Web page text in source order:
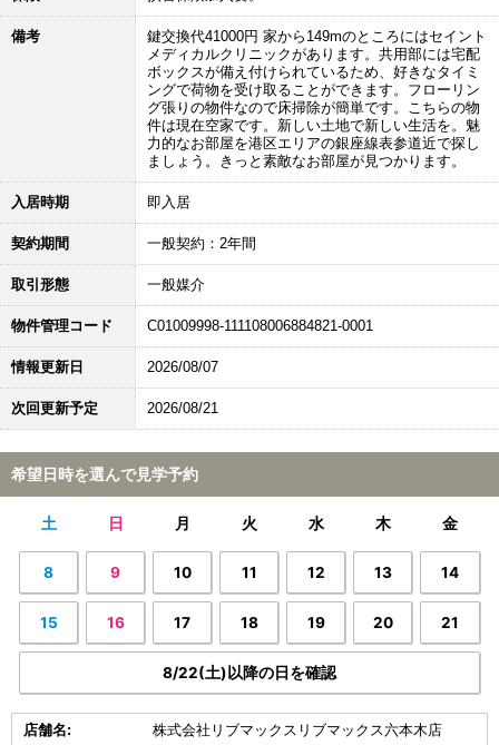
備考
鍵交換代41000円 家から149mのところにはセイント
メディカルクリニックがあります。共用部には宅配
ボックスが備え付けられているため、好きなタイミ
ングで荷物を受け取ることができます。フローリン
グ張りの物件なので床掃除が簡単です。こちらの物
件は現在空家です。新しい土地で新しい生活を。魅
力的なお部屋を港区エリアの銀座線表参道近で探し
ましょう。きっと素敵なお部屋が見つかります。
入居時期 即入居
契約期間 一般契約：2年間
取引形態 一般媒介
物件管理コード C01009998-111108006884821-0001
情報更新日 2026/08/07
次回更新予定 2026/08/21
希望日時を選んで見学予約
土 日 月 火 水 木 金
8 9 10 11 12 13 14
15 16 17 18 19 20 21
8/22(土)以降の日を確認
店舗名: 株式会社リブマックスリブマックス六本木店